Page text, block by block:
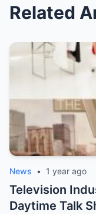
Related
News • 1 year ago
Television
Daytime Talk